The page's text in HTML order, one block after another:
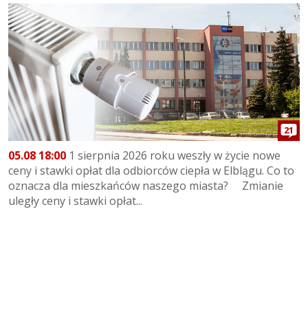
21
05.08 18:00 1 sierpnia 2026 roku weszły w życie nowe
ceny i stawki opłat dla odbiorców ciepła w Elblągu. Co to
oznacza dla mieszkańców naszego miasta? Zmianie
uległy ceny i stawki opłat...